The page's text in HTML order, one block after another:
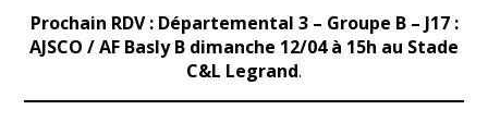
Prochain RDV : Départemental 3 – Groupe B – J17 :
AJSCO / AF Basly B dimanche 12/04 à 15h au Stade
C&L Legrand.